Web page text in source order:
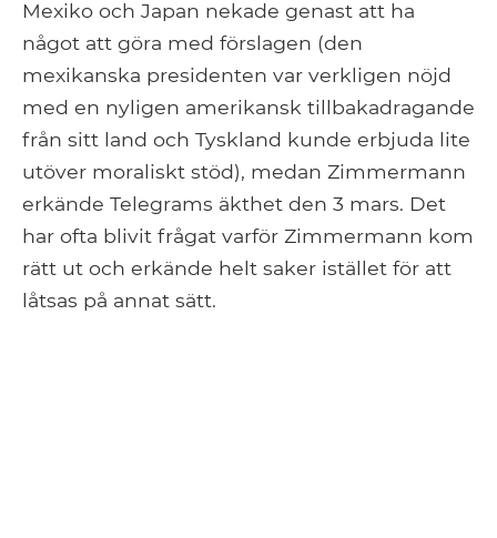
Mexiko och Japan nekade genast att ha
något att göra med förslagen (den
mexikanska presidenten var verkligen nöjd
med en nyligen amerikansk tillbakadragande
från sitt land och Tyskland kunde erbjuda lite
utöver moraliskt stöd), medan Zimmermann
erkände Telegrams äkthet den 3 mars. Det
har ofta blivit frågat varför Zimmermann kom
rätt ut och erkände helt saker istället för att
låtsas på annat sätt.